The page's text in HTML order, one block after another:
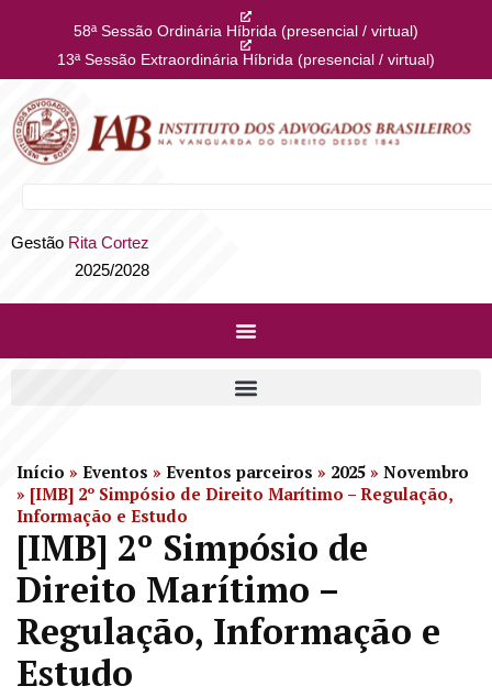
58ª Sessão Ordinária Híbrida (presencial / virtual)
13ª Sessão Extraordinária Híbrida (presencial / virtual)
Gestão Rita Cortez
2025/2028
Início » Eventos » Eventos parceiros » 2025 » Novembro
» [IMB] 2º Simpósio de Direito Marítimo – Regulação,
Informação e Estudo
[IMB] 2º Simpósio de
Direito Marítimo –
Regulação, Informação e
Estudo